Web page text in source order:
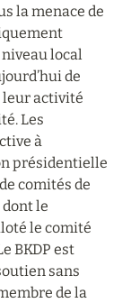
la menace de
local
de
leur activité
Les
à
présidentielle
comités de
le
le comité
BKDP est
sans
de la